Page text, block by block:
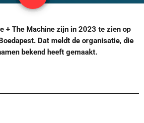
+ The Machine zijn in 2023 te zien op
Dat meldt de organisatie, die
bekend heeft gemaakt.